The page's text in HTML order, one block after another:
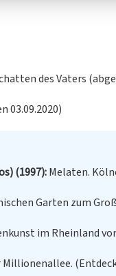
des Vaters
03.09.2020)
(1997) Melaten.
Garten zum
im Rheinland